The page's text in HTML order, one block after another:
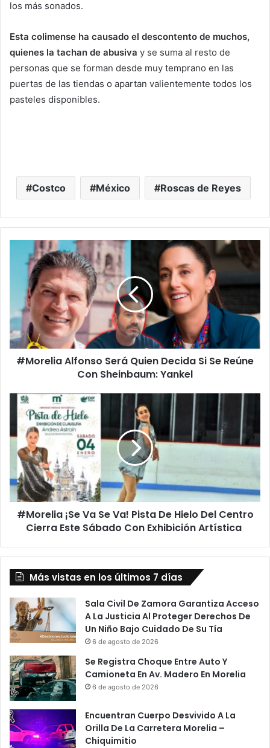
los más sonados.
Esta colimense ha causado el descontento de muchos,
quienes la tachan de abusiva y se suma al resto de
personas que se forman desde muy temprano en las
puertas de las tiendas o apartan valientemente todos los
pasteles disponibles.
Costco México Roscas de Reyes
Alfonso
Quien
Decida
Se
Reúne
Con
Sheinbaum:
#Morelia Alfonso Será Quien Decida Si Se Reúne
Con Sheinbaum: Yankel
#Morelia
¡Se
Se
Va!
Pista
De
Hielo
Del
Centro
Cierra
Exhibición
#Morelia ¡Se Va Se Va! Pista De Hielo Del Centro
Cierra Este Sábado Con Exhibición Artística
Más vistas en los últimos 7 días
Sala Civil De Zamora Garantiza Acceso
A La Justicia Al Proteger Derechos De
Un Niño Bajo Cuidado De Su Tía
6 de agosto de 2026
Se Registra Choque Entre Auto Y
Camioneta En Av. Madero En Morelia
6 de agosto de 2026
Encuentran Cuerpo Desvivido A La
Orilla De La Carretera Morelia –
Chiquimitio